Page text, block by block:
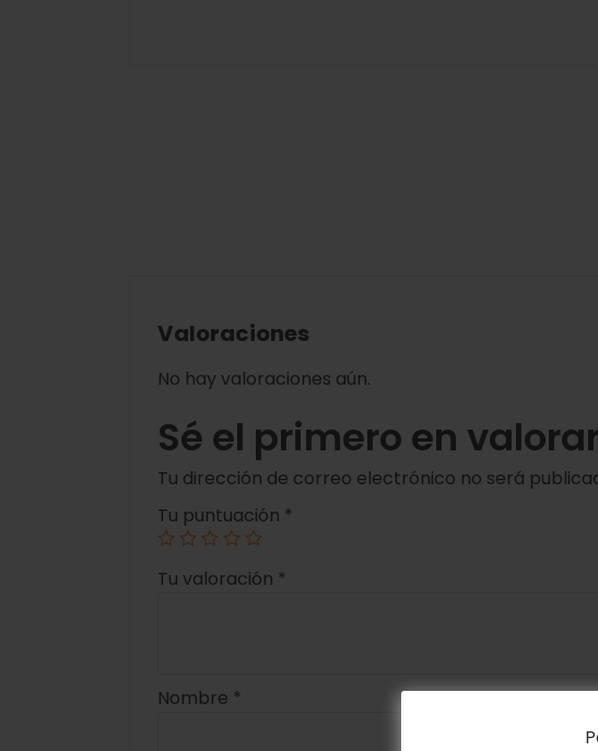
Valoraciones
No hay valoraciones aún.
Sé el primero en
Tu dirección de correo electrónico no será
Tu puntuación *
Tu valoración *
Nombre *